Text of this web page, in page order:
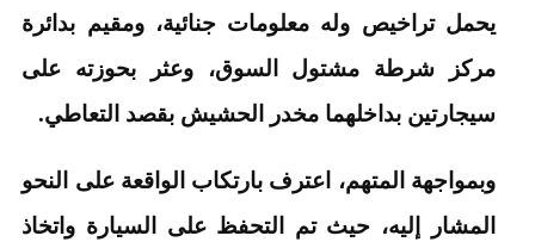
يحمل تراخيص وله معلومات جنائية، ومقيم بدائرة
مركز شرطة مشتول السوق، وعثر بحوزته على
سيجارتين بداخلهما مخدر الحشيش بقصد التعاطي.
وبمواجهة المتهم، اعترف بارتكاب الواقعة على النحو
المشار إليه، حيث تم التحفظ على السيارة واتخاذ